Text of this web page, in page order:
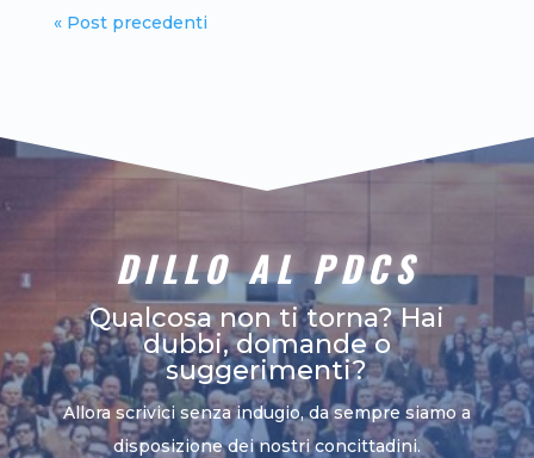
« Post precedenti
DILLO AL PDCS
Qualcosa non ti torna? Hai
dubbi, domande o
suggerimenti?
Allora scrivici senza indugio, da sempre siamo a
disposizione dei nostri concittadini.